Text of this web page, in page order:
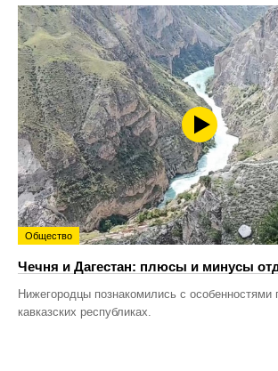
Общество
Чечня и Дагестан: плюсы и минусы
Нижегородцы познакомились с особенностями
кавказских республиках.